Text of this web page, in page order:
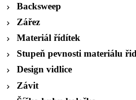
Backsweep
Zářez
Materiál řídítek
Stupeň pevnosti materiálu
Design vidlice
Závit